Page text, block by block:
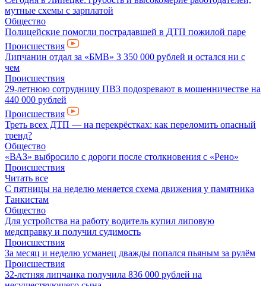
мутные схемы с зарплатой
Общество
Полицейские помогли пострадавшей в ДТП пожилой паре
Происшествия
Липчанин отдал за «БМВ» 3 350 000 рублей и остался ни с
чем
Происшествия
29-летнюю сотрудницу ПВЗ подозревают в мошенничестве на
440 000 рублей
Происшествия
Треть всех ДТП — на перекрёстках: как переломить опасный
тренд?
Общество
«ВАЗ» выбросило с дороги после столкновения с «Рено»
Происшествия
Читать все
С пятницы на неделю меняется схема движения у памятника
Танкистам
Общество
Для устройства на работу водитель купил липовую
медсправку и получил судимость
Происшествия
За месяц и неделю усманец дважды попался пьяным за рулём
Происшествия
32-летняя липчанка получила 836 000 рублей на